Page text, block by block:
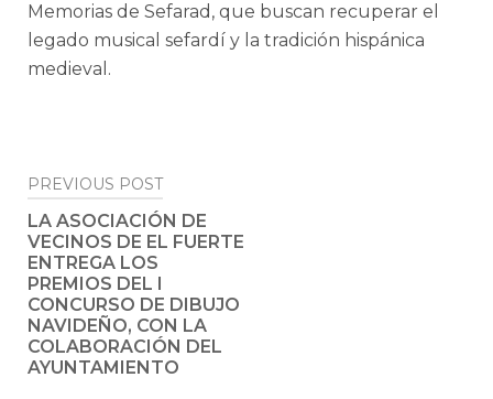
Memorias de Sefarad, que buscan recuperar el
legado musical sefardí y la tradición hispánica
medieval.
Post
navigation
PREVIOUS POST
LA ASOCIACIÓN DE
VECINOS DE EL FUERTE
ENTREGA LOS
PREMIOS DEL I
CONCURSO DE DIBUJO
NAVIDEÑO, CON LA
COLABORACIÓN DEL
AYUNTAMIENTO